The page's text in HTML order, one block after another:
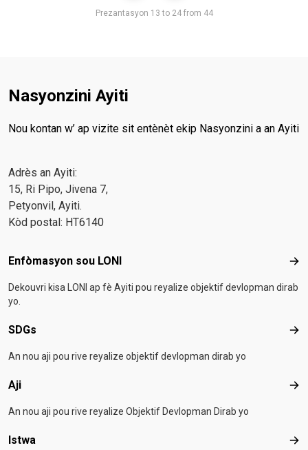
Prezantasyon 13 to 24 from 44
Nasyonzini Ayiti
Nou kontan w’ ap vizite sit entènèt ekip Nasyonzini a an Ayiti
Adrès an Ayiti:
15, Ri Pipo, Jivena 7,
Petyonvil, Ayiti.
Kòd postal: HT6140
Footer menu
Enfòmasyon sou LONI
Dekouvri kisa LONI ap fè Ayiti pou reyalize objektif devlopman dirab
yo.
SDGs
An nou aji pou rive reyalize objektif devlopman dirab yo
Aji Aji
An nou aji pou rive reyalize Objektif Devlopman Dirab yo
Istwa